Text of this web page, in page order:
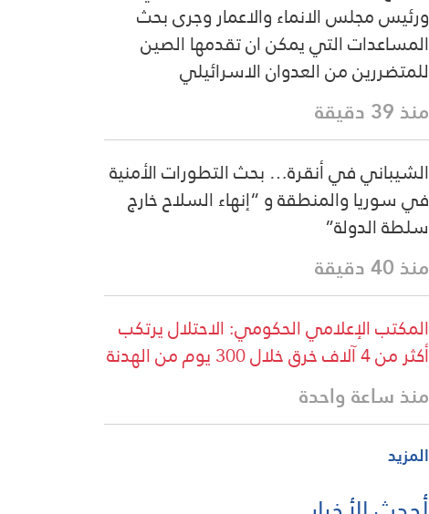
ورئيس مجلس الانماء والاعمار وجرى بحث
المساعدات التي يمكن ان تقدمها الصين
للمتضررين من العدوان الاسرائيلي
منذ 39 دقيقة
الشيباني في أنقرة… بحث التطورات الأمنية
في سوريا والمنطقة و “إنهاء السلاح خارج
سلطة الدولة”
منذ 40 دقيقة
المكتب الإعلامي الحكومي: الاحتلال يرتكب
أكثر من 4 آلاف خرق خلال 300 يوم من الهدنة
منذ ساعة واحدة
المزيد